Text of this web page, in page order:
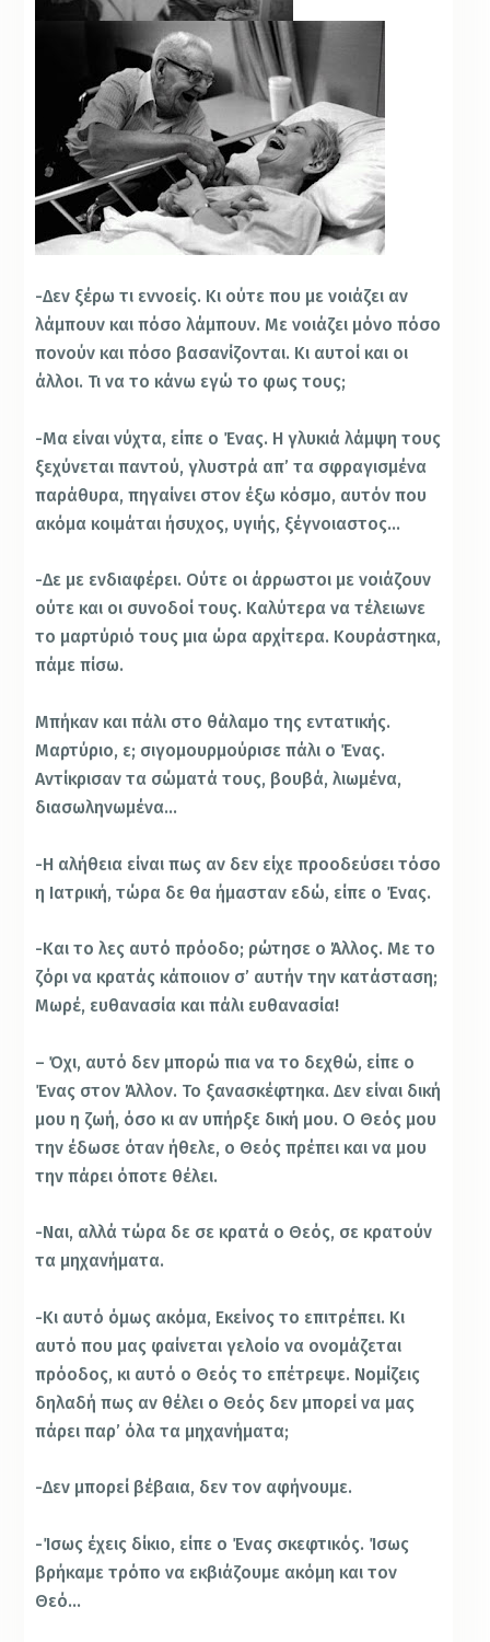
-Δεν ξέρω τι εννοείς. Κι ούτε που με νοιάζει αν
λάμπουν και πόσο λάμπουν. Με νοιάζει μόνο πόσο
πονούν και πόσο βασανίζονται. Κι αυτοί και οι
άλλοι. Τι να το κάνω εγώ το φως τους;
-Μα είναι νύχτα, είπε ο Ένας. Η γλυκιά λάμψη τους
ξεχύνεται παντού, γλυστρά απ’ τα σφραγισμένα
παράθυρα, πηγαίνει στον έξω κόσμο, αυτόν που
ακόμα κοιμάται ήσυχος, υγιής, ξέγνοιαστος…
-Δε με ενδιαφέρει. Ούτε οι άρρωστοι με νοιάζουν
ούτε και οι συνοδοί τους. Καλύτερα να τέλειωνε
το μαρτύριό τους μια ώρα αρχίτερα. Κουράστηκα,
πάμε πίσω.
Μπήκαν και πάλι στο θάλαμο της εντατικής.
Μαρτύριο, ε; σιγομουρμούρισε πάλι ο Ένας.
Αντίκρισαν τα σώματά τους, βουβά, λιωμένα,
διασωληνωμένα…
-Η αλήθεια είναι πως αν δεν είχε προοδεύσει τόσο
η Ιατρική, τώρα δε θα ήμασταν εδώ, είπε ο Ένας.
-Και το λες αυτό πρόοδο; ρώτησε ο Άλλος. Με το
ζόρι να κρατάς κάποιιον σ’ αυτήν την κατάσταση;
Μωρέ, ευθανασία και πάλι ευθανασία!
– Όχι, αυτό δεν μπορώ πια να το δεχθώ, είπε ο
Ένας στον Άλλον. Το ξανασκέφτηκα. Δεν είναι δική
μου η ζωή, όσο κι αν υπήρξε δική μου. Ο Θεός μου
την έδωσε όταν ήθελε, ο Θεός πρέπει και να μου
την πάρει όποτε θέλει.
-Ναι, αλλά τώρα δε σε κρατά ο Θεός, σε κρατούν
τα μηχανήματα.
-Κι αυτό όμως ακόμα, Εκείνος το επιτρέπει. Κι
αυτό που μας φαίνεται γελοίο να ονομάζεται
πρόοδος, κι αυτό ο Θεός το επέτρεψε. Νομίζεις
δηλαδή πως αν θέλει ο Θεός δεν μπορεί να μας
πάρει παρ’ όλα τα μηχανήματα;
-Δεν μπορεί βέβαια, δεν τον αφήνουμε.
-Ίσως έχεις δίκιο, είπε ο Ένας σκεφτικός. Ίσως
βρήκαμε τρόπο να εκβιάζουμε ακόμη και τον
Θεό…